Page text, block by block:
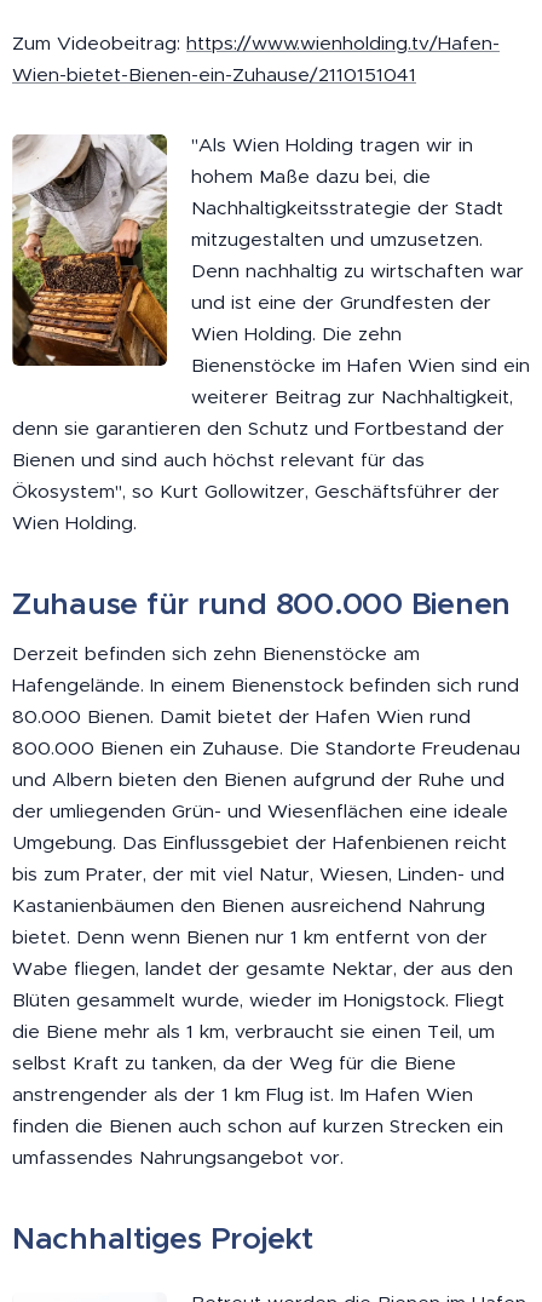
Zum Videobeitrag: https://www.wienholding.tv/Hafen-
Wien-bietet-Bienen-ein-Zuhause/2110151041
"Als Wien Holding tragen wir in
hohem Maße dazu bei, die
Nachhaltigkeitsstrategie der Stadt
mitzugestalten und umzusetzen.
Denn nachhaltig zu wirtschaften war
und ist eine der Grundfesten der
Wien Holding. Die zehn
Bienenstöcke im Hafen Wien sind ein
weiterer Beitrag zur Nachhaltigkeit,
denn sie garantieren den Schutz und Fortbestand der
Bienen und sind auch höchst relevant für das
Ökosystem", so Kurt Gollowitzer, Geschäftsführer der
Wien Holding.
Zuhause für rund 800.000 Bienen
Derzeit befinden sich zehn Bienenstöcke am
Hafengelände. In einem Bienenstock befinden sich rund
80.000 Bienen. Damit bietet der Hafen Wien rund
800.000 Bienen ein Zuhause. Die Standorte Freudenau
und Albern bieten den Bienen aufgrund der Ruhe und
der umliegenden Grün- und Wiesenflächen eine ideale
Umgebung. Das Einflussgebiet der Hafenbienen reicht
bis zum Prater, der mit viel Natur, Wiesen, Linden- und
Kastanienbäumen den Bienen ausreichend Nahrung
bietet. Denn wenn Bienen nur 1 km entfernt von der
Wabe fliegen, landet der gesamte Nektar, der aus den
Blüten gesammelt wurde, wieder im Honigstock. Fliegt
die Biene mehr als 1 km, verbraucht sie einen Teil, um
selbst Kraft zu tanken, da der Weg für die Biene
anstrengender als der 1 km Flug ist. Im Hafen Wien
finden die Bienen auch schon auf kurzen Strecken ein
umfassendes Nahrungsangebot vor.
Nachhaltiges Projekt